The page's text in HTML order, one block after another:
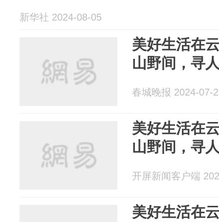
新华社 2024-08-05
美好生活在
山野间，寻
春城晚报 2024-07-
美好生活在
山野间，寻
开屏新闻客户端
美好生活在